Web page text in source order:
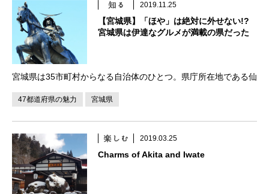
2019.11.25
【宮城県】「ほや」は絶対に外せない!?
宮城県は伊達なグルメが満載の県だった
宮城県は35市町村からなる自治体のひとつ。県庁所在地である仙
台市は、伊達政宗の時代から東北地方の中心都市として発展して
きました。そのほか、石巻市、白石市、気仙沼市、蔵王町など、
47都道府県の魅力 宮城県
2019.03.25
Charms of Akita and Iwate